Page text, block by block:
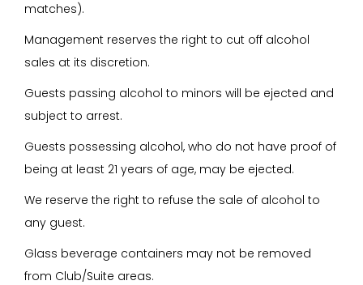
matches).
Management reserves the right to cut off alcohol
sales at its discretion.
Guests passing alcohol to minors will be ejected and
subject to arrest.
Guests possessing alcohol, who do not have proof of
being at least 21 years of age, may be ejected.
We reserve the right to refuse the sale of alcohol to
any guest.
Glass beverage containers may not be removed
from Club/Suite areas.